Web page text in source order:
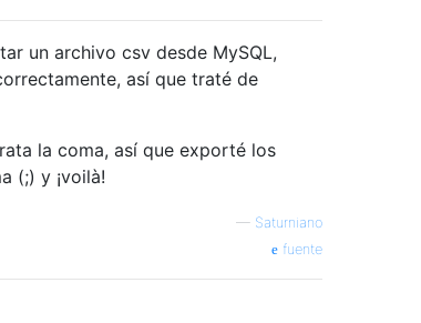
un archivo csv desde MySQL,
así que traté de
la coma, así que exporté los
(;) y ¡voilà!
— Saturniano
fuente